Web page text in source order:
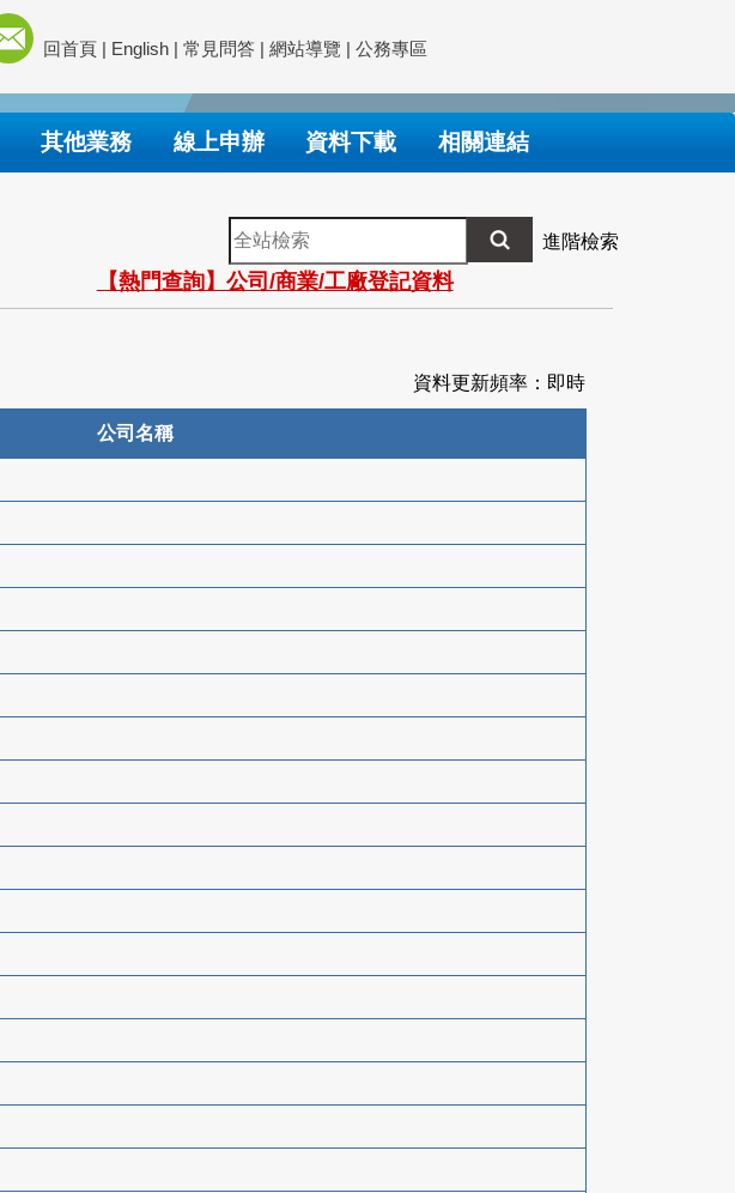
回首頁 | English | 常見問答 | 網站導覽 | 公務專區
其他業務 線上申辦 資料下載 相關連結
全
站
檢
索
進階檢索
【熱門查詢】公司/商業/工廠登記資料
資料更新頻率：即時
公司名稱